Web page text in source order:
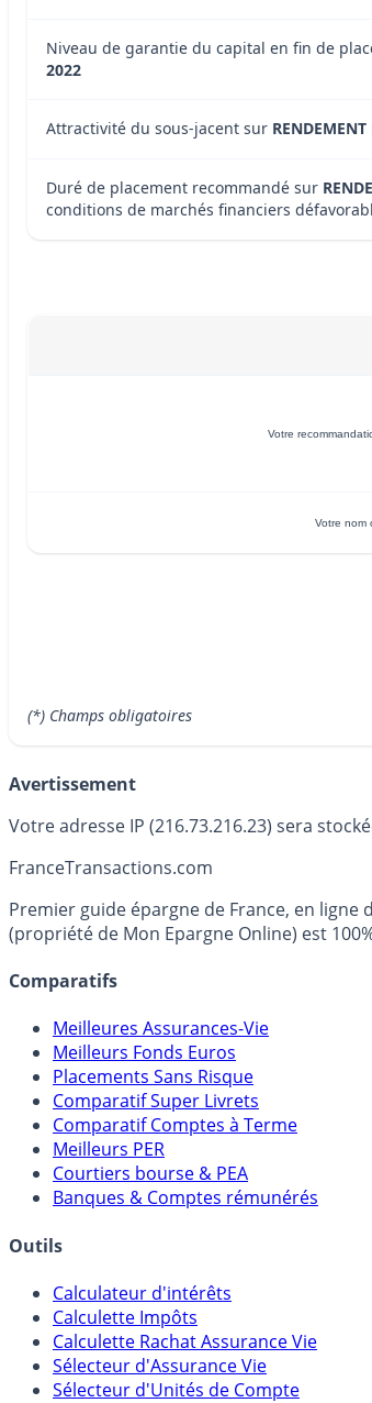
Niveau de garantie du capital en fin de
2022
Attractivité du sous-jacent sur
Duré de placement recommandé sur
conditions de marchés financiers
Votre
Votre nom
(*) Champs obligatoires
Avertissement
Votre adresse IP (216.73.216.23) sera
FranceTransactions.com
Premier guide épargne de France, en
(propriété de Mon Epargne Online) est
Comparatifs
Meilleures Assurances-Vie
Meilleurs Fonds Euros
Placements Sans Risque
Comparatif Super Livrets
Comparatif Comptes à Terme
Meilleurs PER
Courtiers bourse & PEA
Banques & Comptes rémunérés
Outils
Calculateur d'intérêts
Calculette Impôts
Calculette Rachat Assurance Vie
Sélecteur d'Assurance Vie
Sélecteur d'Unités de Compte